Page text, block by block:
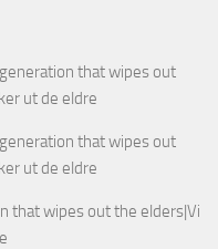
that wipes out
ut de eldre
that wipes out
ut de eldre
that wipes out the elders|Vi